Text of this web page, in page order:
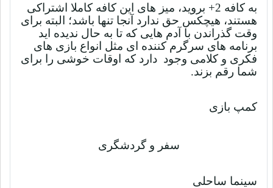
به کافه 2+ بروید، میز های این کافه کاملا اشتراکی
هستند، هیچکس حق ندارد آنجا تنها باشد؛ البته برای
وقت گذراندن با آدم هایی که تا به حال ندیده اید
برنامه های سرگرم کننده ای مثل انواع بازی های
فکری و کلامی وجود دارد که اوقات خوشی را برای
شما رقم بزند.
کمپ بازی
سفر و گردشگری
سینما ساحلی